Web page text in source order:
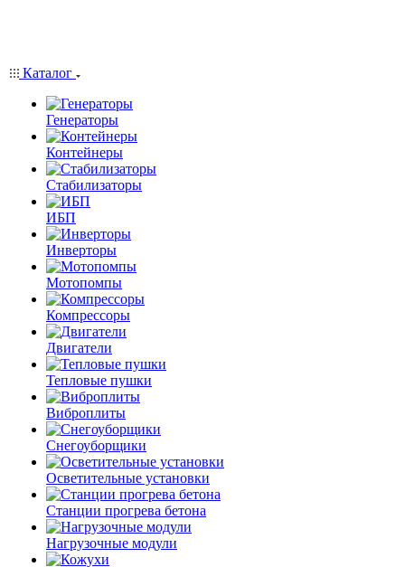
Каталог
Генераторы
Контейнеры
Стабилизаторы
ИБП
Инверторы
Мотопомпы
Компрессоры
Двигатели
Тепловые пушки
Виброплиты
Снегоуборщики
Осветительные установки
Станции прогрева бетона
Нагрузочные модули